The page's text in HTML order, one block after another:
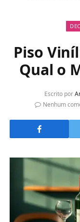
Piso
Qual o
Escrito por
Nenhum